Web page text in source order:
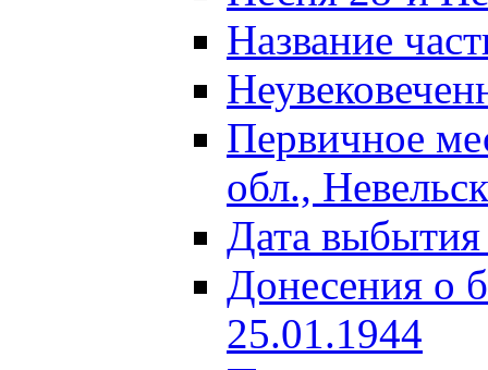
Название
Первичное
обл.,
Дата
Донесения о
25.01.1944